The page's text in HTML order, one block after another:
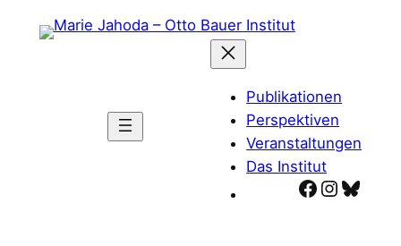
Publikationen
Perspektiven
Veranstaltungen
Das Institut
Facebook